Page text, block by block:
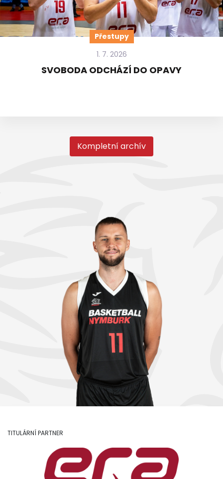
Přestupy
1. 7. 2026
SVOBODA ODCHÁZÍ DO OPAVY
Kompletní archív
TITULÁRNÍ PARTNER